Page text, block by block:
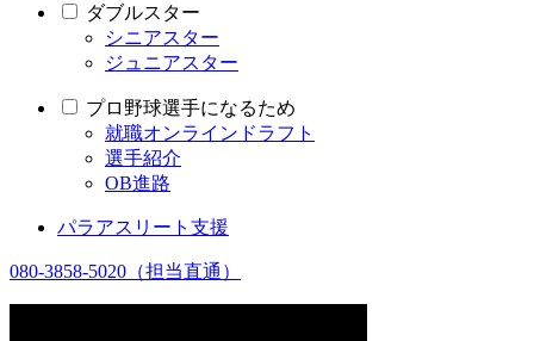
ダブルスター
シニアスター
ジュニアスター
プロ野球選手になるため
就職オンラインドラフト
選手紹介
OB進路
パラアスリート支援
080-3858-5020 （担当直通）